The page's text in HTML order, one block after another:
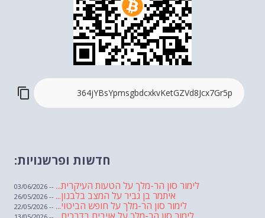
חדשות ופרשנויות:
לימור סון הר-מלך על הטעות העיקרית... -- 03/06/2026
איתמר בן גביר על המצב בלבנון... -- 26/05/2026
לימור סון הר-מלך על חופש הביטוי... -- 22/05/2026
לימור סון הר-מלך על אויבים בדרכים...